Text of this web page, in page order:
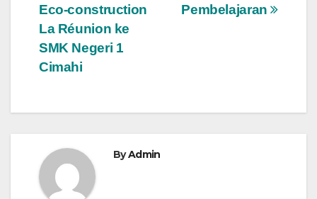
Pembelajaran
Eco-construction
La Réunion ke
SMK Negeri 1
Cimahi
ByAdmin